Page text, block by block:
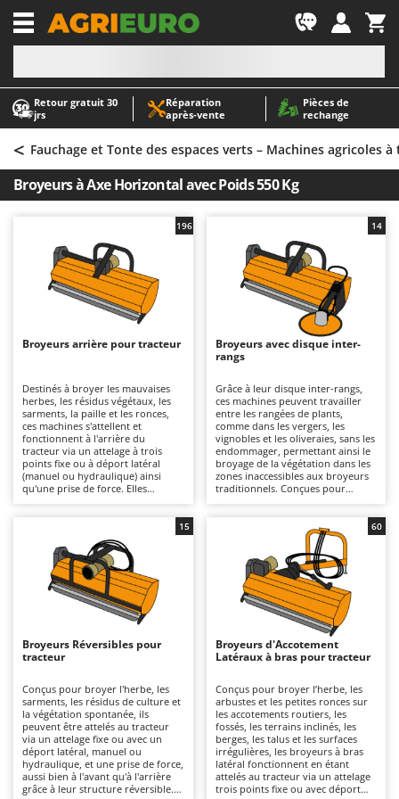
Retour gratuit 30
jrs
Réparation
après‑vente
Pièces de
rechange
-1
A
Abris de jardin
Accessoires pour tracteurs tondeuses autoportés
Aérateurs Scarificateurs pour gazon
Arracheuses de pommes de terre pour tracteur
Aspirateurs - Balais Électriques
Aspirateurs à cendres
Aspirateurs à feuilles sur roues
Aspirateurs de piscine
Atomiseurs agricoles pour tracteurs
Atomiseurs pour traitements
Autolaveuses
Autres produits
B
Balayeuses
Bancs de scie pour le bois - Scies à bûches
Barbecues
Bennes pour tracteur
Brosses pour sols extérieurs
Brouettes à moteur
Broyeurs à axe horizontal pour tracteur
Butteurs pour tracteur
C
Chargeurs de batterie - Démarreurs
Charrues pour tracteur
A
AgriEuro Premium
AgriEuro TOP-LINE
AGT
Airmec
AL-KO
ALA 2000
Ama
Ambrogio Robot
Annovi Reverberi
ANTHBOT
Archman
Ardes
Argo
Ariete
Attila
Ausonia
Awelco
B
Baesso
Bahco
< Fauchage et Tonte des espaces verts – Machines agricoles
Broyeurs à Axe Horizontal avec Poids 550 Kg
Broyeurs arrière pour tracteur
Destinés à broyer les mauvaises
herbes, les résidus végétaux, les
sarments, la paille et les ronces,
ces machines s'attellent et
fonctionnent à l'arrière du
tracteur via un attelage à trois
points fixe ou à déport latéral
(manuel ou hydraulique) ainsi
qu'une prise de force. Elles
taille, grâce à des largeurs de
travail et des structures
disponibles en différentes
robustesses. Un large choix de
séries légères, moyennes et
lourdes permet d'adapter la
machine à la puissance du tracteur
(de 20 à 80 CV selon le modèle) et
au type de travail. Ces machines
peuvent être équipées de
systèmes de broyage à couteaux
et les résidus tendres, ou de
marteaux dentés si nécessaire,
pour broyer la végétation plus
résistante, les sarments et les
matériaux ligneux. L'entretien
prévoit des inspections fréquentes
avec lubrification des pièces
mobiles (cardans, roulements,
articulations et axes), contrôle de
196
Broyeurs avec disque inter-
rangs
Grâce à leur disque inter-rangs,
ces machines peuvent travailler
entre les rangées de plants,
comme dans les vergers, les
vignobles et les oliveraies, sans les
endommager, permettant ainsi le
broyage de la végétation dans les
zones inaccessibles aux broyeurs
traditionnels. Conçues pour
rangées des cultures, elles
fonctionnent en étant attelées au
tracteur via un attelage trois
points fixe ou à déplacement
latéral, manuelle ou hydraulique,
et une prise de force, ce qui les
rend idéales pour les
interventions d'entretien dans les
vignobles, les vergers et les
cultures en rangs, pour des
utilisations allant du semi-
professionnel au professionnel,
moyenne à grande. Elles sont
généralement compatibles avec
des tracteurs d'une puissance
comprise entre 30 et 70 CV et,
surtout, avec une pompe
hydraulique d'un débit minimal de
30 l/min. Elles sont disponibles en
différentes robustesses et poids
pour s'adapter à la puissance du
14
Broyeurs Réversibles pour
tracteur
Conçus pour broyer l'herbe, les
sarments, les résidus de culture et
la végétation spontanée, ils
peuvent être attelés au tracteur
via un attelage fixe ou avec un
déport latéral, manuel ou
hydraulique, et une prise de force,
aussi bien à l'avant qu'à l'arrière
grâce à leur structure réversible.
15
Broyeurs d'Accotement
Latéraux à bras pour tracteur
Conçus pour broyer l’herbe, les
arbustes et les petites ronces sur
les accotements routiers, les
fossés, les terrains inclinés, les
berges, les talus et les surfaces
irrégulières, les broyeurs à bras
latéral fonctionnent en étant
attelés au tracteur via un attelage
trois points fixe ou avec déport
60